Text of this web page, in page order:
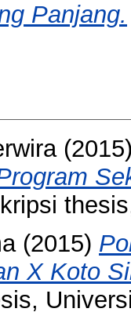
Panjang.
(2015)
X Koto